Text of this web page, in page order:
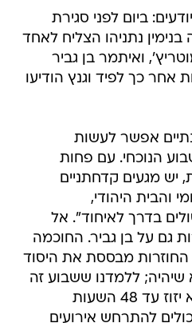
ביום לפני סגירת
נתניהו הצליח לאחד
ואיתמר בן גביר
כך לפיד וגנץ הודיעו
אפשר לעשות
הנוכחי. עם פחות
יש מגעים קדחתניים
והבית היהודי,
בדרך לאיחוד". אל
גם על בן גביר. החוכמה
מבססת את היסוד
ללמדנו ששבוע זה
הרבה זמן, ששום דבר לא יזוז עד 48 השעות
להתרחש אירועים